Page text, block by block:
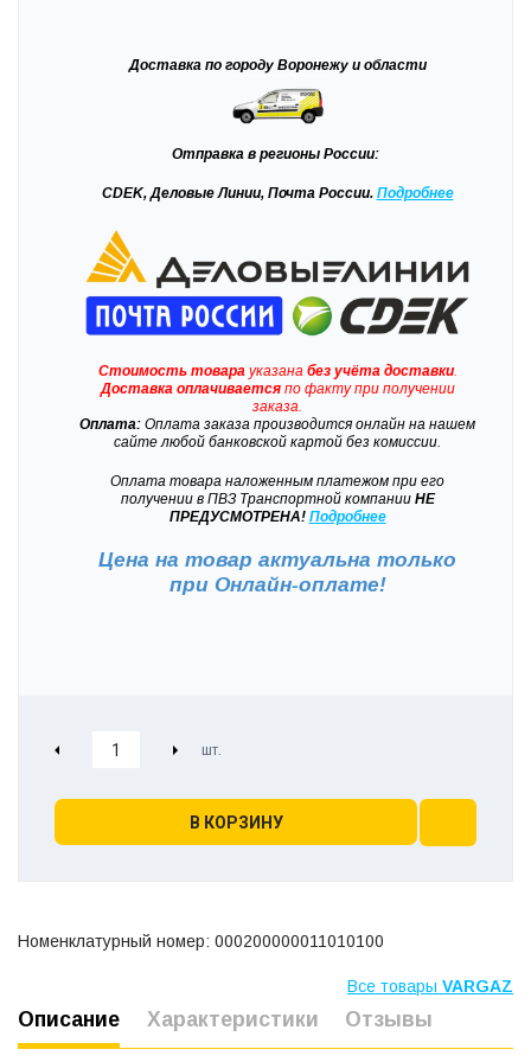
Доставка по городу Воронежу и области
Отправка в регионы России:
CDEK, Деловые Линии, Почта России. Подробнее
Стоимость товарауказана без учёта доставки.
Доставкаоплачиваетсяпо факту при получении
заказа.
Оплата: Оплата заказа производится онлайн на нашем
сайте любой банковской картой без комиссии.
Оплата товара наложенным платежом при его
получении в ПВЗ Транспортной компанииНЕ
ПРЕДУСМОТРЕНА! Подробнее
Цена на товар актуальна только
при Онлайн-оплате!
В КОРЗИНУ
Номенклатурный номер: 000200000011010100
Все товары VARGAZ
Описание Характеристики Отзывы